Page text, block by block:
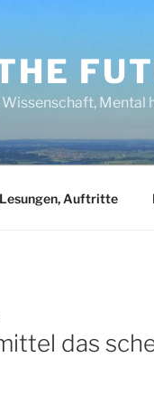
Mental
Auftritte
das